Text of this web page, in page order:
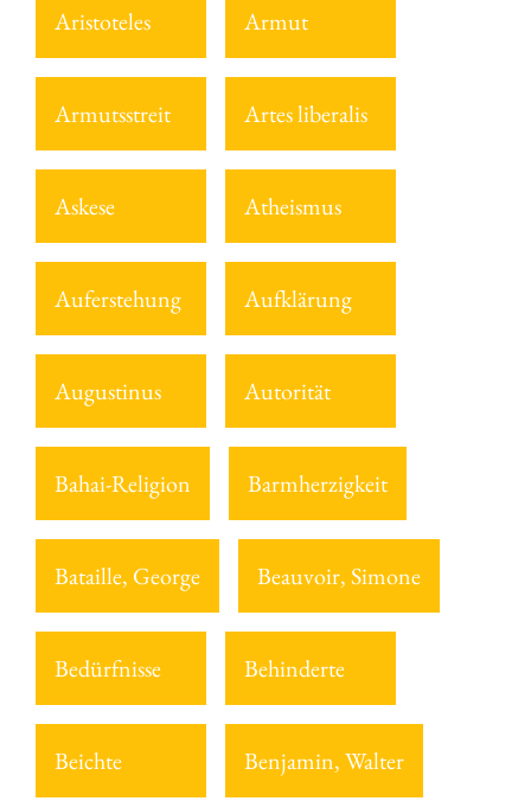
Aristoteles Armut
Armutsstreit Artes liberalis
Askese Atheismus
Auferstehung Aufklärung
Augustinus Autorität
Bahai-Religion Barmherzigkeit
Bataille, George Beauvoir, Simone
Bedürfnisse Behinderte
Beichte Benjamin, Walter